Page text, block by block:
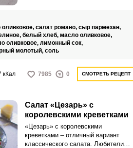
салат романо, сыр пармезан,
белый хлеб, масло оливковое,
оливковое, лимонный сок,
молотый, соль
кКал 7985 0 СМОТРЕТЬ РЕЦЕПТ
Салат «Цезарь» с
королевскими креветками
«Цезарь» с королевскими
креветками – отличный вариант
классического салата. Любители